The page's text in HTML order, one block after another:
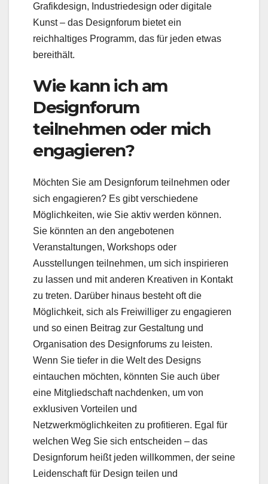
Grafikdesign, Industriedesign oder digitale
Kunst – das Designforum bietet ein
reichhaltiges Programm, das für jeden etwas
bereithält.
Wie kann ich am
Designforum
teilnehmen oder mich
engagieren?
Möchten Sie am Designforum teilnehmen oder
sich engagieren? Es gibt verschiedene
Möglichkeiten, wie Sie aktiv werden können.
Sie könnten an den angebotenen
Veranstaltungen, Workshops oder
Ausstellungen teilnehmen, um sich inspirieren
zu lassen und mit anderen Kreativen in Kontakt
zu treten. Darüber hinaus besteht oft die
Möglichkeit, sich als Freiwilliger zu engagieren
und so einen Beitrag zur Gestaltung und
Organisation des Designforums zu leisten.
Wenn Sie tiefer in die Welt des Designs
eintauchen möchten, könnten Sie auch über
eine Mitgliedschaft nachdenken, um von
exklusiven Vorteilen und
Netzwerkmöglichkeiten zu profitieren. Egal für
welchen Weg Sie sich entscheiden – das
Designforum heißt jeden willkommen, der seine
Leidenschaft für Design teilen und